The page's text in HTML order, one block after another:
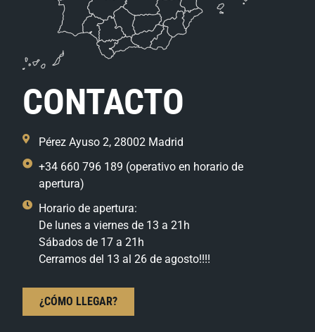
CONTACTO
Pérez Ayuso 2, 28002 Madrid
+34 660 796 189 (operativo en horario de
apertura)
Horario de apertura:
De lunes a viernes de 13 a 21h
Sábados de 17 a 21h
Cerramos del 13 al 26 de agosto!!!!
¿CÓMO LLEGAR?